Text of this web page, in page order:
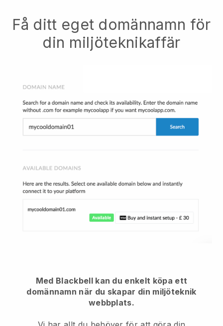
Få ditt eget domännamn för
din miljöteknikaffär
Med Blackbell kan du enkelt köpa ett
domännamn när du skapar din miljöteknik
webbplats.